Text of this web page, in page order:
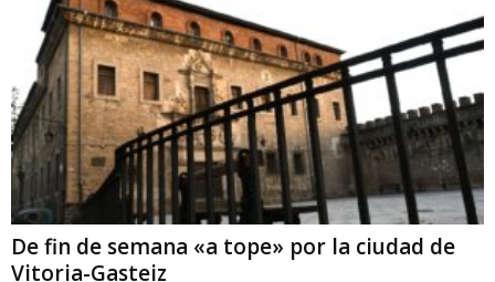
De fin de semana «a tope» por la ciudad de
Vitoria-Gasteiz